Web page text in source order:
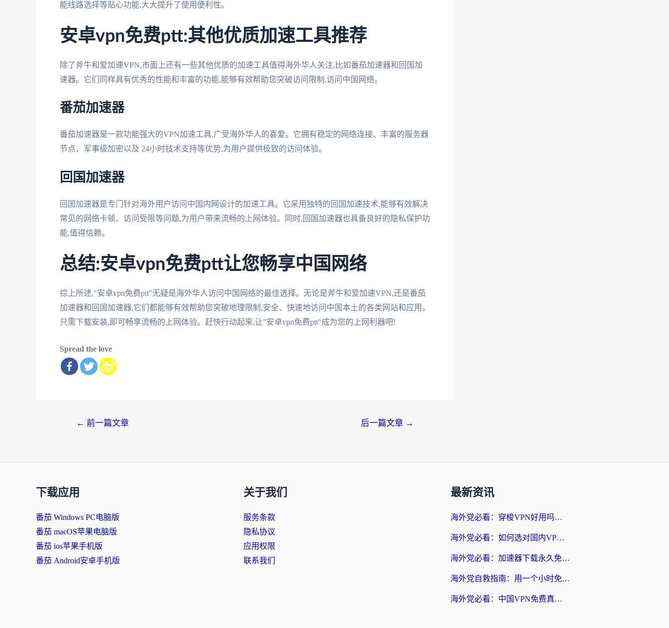
能线路选择等贴心功能,大大提升了使用便利性。
安卓vpn免费ptt:其他优质加速工具推荐
除了斧牛和爱加速VPN,市面上还有一些其他优质的加速工具值得海外华人关注,比如番茄加速器和回国加
速器。它们同样具有优秀的性能和丰富的功能,能够有效帮助您突破访问限制,访问中国网络。
番茄加速器
番茄加速器是一款功能强大的VPN加速工具,广受海外华人的喜爱。它拥有稳定的网络连接、丰富的服务器
节点、军事级加密以及 24小时技术支持等优势,为用户提供极致的访问体验。
回国加速器
回国加速器是专门针对海外用户访问中国内网设计的加速工具。它采用独特的回国加速技术,能够有效解决
常见的网络卡顿、访问受限等问题,为用户带来流畅的上网体验。同时,回国加速器也具备良好的隐私保护功
能,值得信赖。
总结:安卓vpn免费ptt让您畅享中国网络
综上所述,"安卓vpn免费ptt"无疑是海外华人访问中国网络的最佳选择。无论是斧牛和爱加速VPN,还是番茄
加速器和回国加速器,它们都能够有效帮助您突破地理限制,安全、快速地访问中国本土的各类网站和应用。
只需下载安装,即可畅享流畅的上网体验。赶快行动起来,让"安卓vpn免费ptt"成为您的上网利器吧!
Spread the love
← 前一篇文章 后一篇文章 →
下载应用
番茄 Windows PC电脑版
番茄 macOS苹果电脑版
番茄 ios苹果手机版
番茄 Android安卓手机版
关于我们
服务条款
隐私协议
应用权限
联系我们
最新资讯
海外党必看：穿梭VPN好用吗？和云帆VPN对比哪个回国效果更好？附真实测评+避坑指南
海外党必看：如何选对国内VPN，实现无缝访问国内资源？
海外党必看：加速器下载永久免费版真的存在吗？教你无缝访问国内资源的正确姿势
海外党自救指南：用一个小时免费加速器，轻松打破国内资源访问壁垒？
海外党必看：中国VPN免费真的靠谱吗？手把手教你选对回国加速器